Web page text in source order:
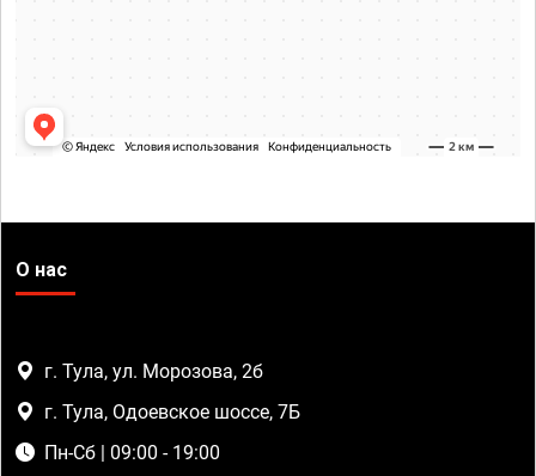
О нас
г. Тула, ул. Морозова, 2б
г. Тула, Одоевское шоссе, 7Б
Пн-Сб | 09:00 - 19:00